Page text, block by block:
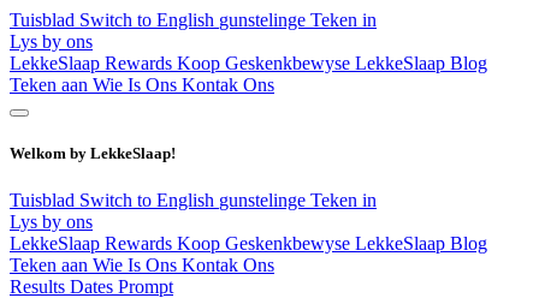
Tuisblad Switch to English gunstelinge Teken in
Lys by ons
LekkeSlaap Rewards Koop Geskenkbewyse LekkeSlaap Blog
Teken aan Wie Is Ons Kontak Ons
Welkom by LekkeSlaap!
Tuisblad Switch to English gunstelinge Teken in
Lys by ons
LekkeSlaap Rewards Koop Geskenkbewyse LekkeSlaap Blog
Teken aan Wie Is Ons Kontak Ons
Results Dates Prompt